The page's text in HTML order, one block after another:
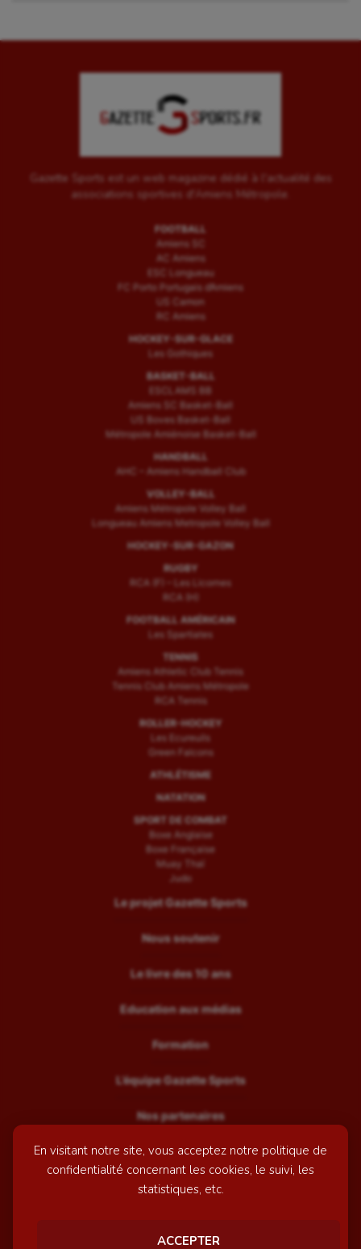
En visitant notre site, vous acceptez notre politique de
confidentialité concernant les cookies, le suivi, les
statistiques, etc.
ACCEPTER
Gazette Sports est un web magazine dédié à l'actualité des
associations sportives d'Amiens Métropole.
FOOTBALL
Amiens SC
AC Amiens
ESC Longueau
FC Porto Portugais d’Amiens
US Camon
RC Amiens
HOCKEY-SUR-GLACE
Les Gothiques
BASKET-BALL
ESCLAMS BB
Amiens SC Basket-Ball
US Boves Basket-Ball
Métropole Amiénoise Basket-Ball
HANDBALL
AHC – Amiens Handball Club
VOLLEY-BALL
Amiens Métropole Volley Ball
Longueau Amiens Metropole Volley Ball
HOCKEY-SUR-GAZON
RUGBY
RCA (F) – Les Licornes
RCA (H)
FOOTBALL AMÉRICAIN
Les Spartiates
TENNIS
Amiens Athletic Club Tennis
Tennis Club Amiens Métropole
RCA Tennis
ROLLER-HOCKEY
Les Ecureuils
Green Falcons
ATHLÉTISME
NATATION
SPORT DE COMBAT
Boxe Anglaise
Boxe Française
Muay Thaï
Judo
Le projet Gazette Sports
Nous soutenir
Le livre des 10 ans
Education aux médias
Formation
L’équipe Gazette Sports
Nos partenaires
Recrutement
Mentions légales